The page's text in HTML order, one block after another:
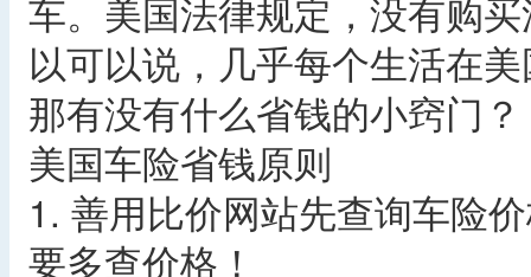
车。美国法律规定，没有购
以可以说，几乎每个生活在
那有没有什么省钱的小窍门？
美国车险省钱原则
1. 善用比价网站先查询车险
要多查价格！